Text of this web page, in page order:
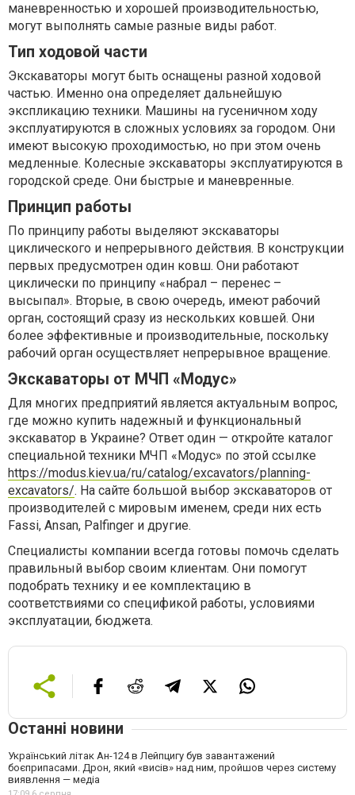
маневренностью и хорошей производительностью,
могут выполнять самые разные виды работ.
Тип ходовой части
Экскаваторы могут быть оснащены разной ходовой
частью. Именно она определяет дальнейшую
экспликацию техники. Машины на гусеничном ходу
эксплуатируются в сложных условиях за городом. Они
имеют высокую проходимостью, но при этом очень
медленные. Колесные экскаваторы эксплуатируются в
городской среде. Они быстрые и маневренные.
Принцип работы
По принципу работы выделяют экскаваторы
циклического и непрерывного действия. В конструкции
первых предусмотрен один ковш. Они работают
циклически по принципу «набрал – перенес –
высыпал». Вторые, в свою очередь, имеют рабочий
орган, состоящий сразу из нескольких ковшей. Они
более эффективные и производительные, поскольку
рабочий орган осуществляет непрерывное вращение.
Экскаваторы от МЧП «Модус»
Для многих предприятий является актуальным вопрос,
где можно купить надежный и функциональный
экскаватор в Украине? Ответ один — откройте каталог
специальной техники МЧП «Модус» по этой ссылке
https://modus.kiev.ua/ru/catalog/excavators/planning-
excavators/. На сайте большой выбор экскаваторов от
производителей с мировым именем, среди них есть
Fassi, Ansan, Palfinger и другие.
Специалисты компании всегда готовы помочь сделать
правильный выбор своим клиентам. Они помогут
подобрать технику и ее комплектацию в
соответствиями со спецификой работы, условиями
эксплуатации, бюджета.
Останні новини
Український літак Ан-124 в Лейпцигу був завантажений
боєприпасами. Дрон, який «висів» над ним, пройшов через систему
виявлення — медіа